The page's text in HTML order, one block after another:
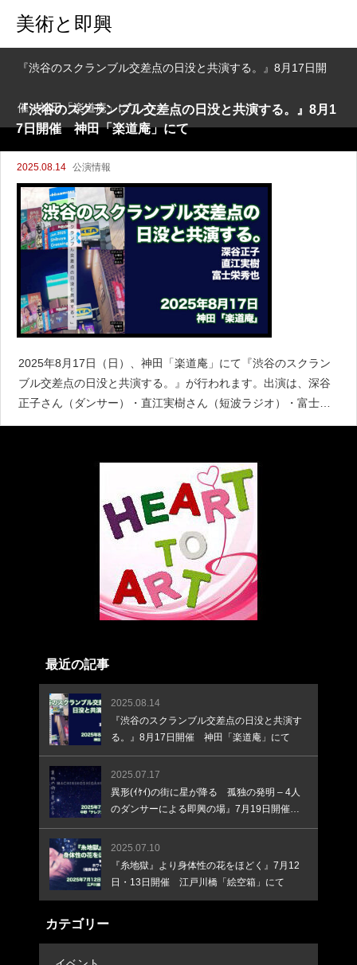
美術と即興
『渋谷のスクランブル交差点の日没と共演する。』8月17日開
催 神田「楽道庵」にて
『渋谷のスクランブル交差点の日没と共演する。』8月1
7日開催 神田「楽道庵」にて
2025.08.14 公演情報
2025年8月17日（日）、神田「楽道庵」にて『渋谷のスクラン
ブル交差点の日没と共演する。』が行われます。出演は、深谷
正子さん（ダンサー）・直江実樹さん（短波ラジオ）・富士栄
秀也さん（ネイキッド・ヴォイス）の3名。内容はタイトルその
最近の記事
2025.08.14
『渋谷のスクランブル交差点の日没と共演す
る。』8月17日開催 神田「楽道庵」にて
2025.07.17
異形(ｲｹｲ)の街に星が降る 孤独の発明 – 4人
のダンサーによる即興の場』7月19日開催
中野「テルプシコール」にて
2025.07.10
『糸地獄』より身体性の花をほどく』7月12
日・13日開催 江戸川橋「絵空箱」にて
カテゴリー